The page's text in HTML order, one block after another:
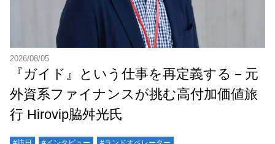
2026/08/05
『ガイド』という仕事を再定義する－元
外資系ファイナンスが挑む高付加価値旅
行 Hirovip脇舛光氏